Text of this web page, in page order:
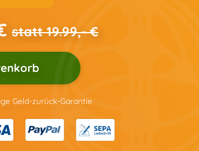
statt 19.99,- €
Geld-zurück-Garantie